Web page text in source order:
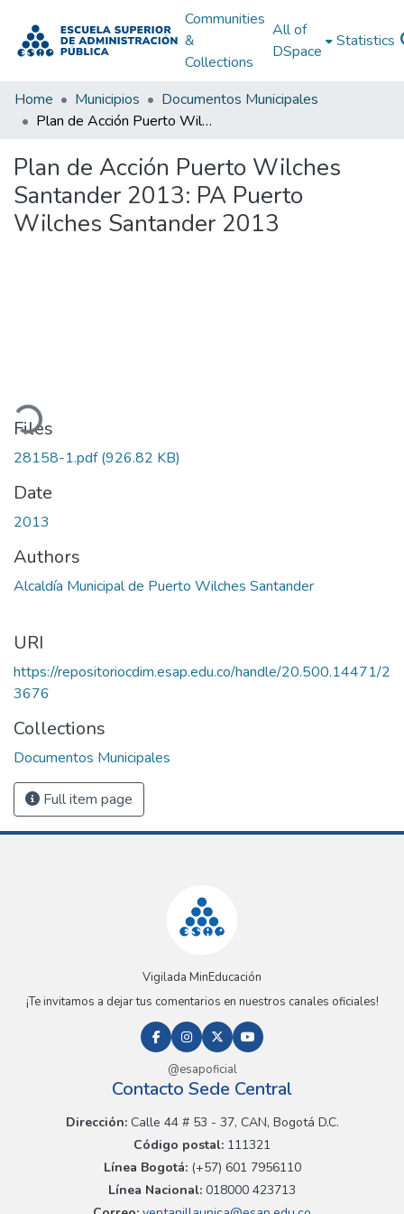
Communities
&
Collections
All of
DSpace
Statistics
Home Municipios
Documentos Municipales
Plan de Acción Puerto Wilches Santander 2013: PA Puerto Wilches Santander 2013
Plan de Acción Puerto Wilches
Santander 2013: PA Puerto
Wilches Santander 2013
Files
28158-1.pdf(926.82 KB)
Date
2013
Authors
Alcaldía Municipal de Puerto Wilches Santander
URI
https://repositoriocdim.esap.edu.co/handle/20.500.14471/2
3676
Collections
Documentos Municipales
Full item page
Vigilada MinEducación
¡Te invitamos a dejar tus comentarios en nuestros canales oficiales!
@esapoficial
Contacto Sede Central
Dirección:Calle 44 # 53 - 37, CAN, Bogotá D.C.
Código postal: 111321
Línea Bogotá:(+57) 601 7956110
Línea Nacional: 018000 423713